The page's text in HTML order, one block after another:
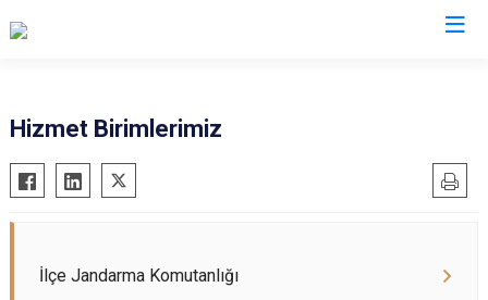
Bahçe
Düziçi
Kadirli
Hizmet Birimlerimiz
İlçe Jandarma Komutanlığı